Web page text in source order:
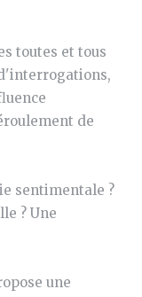
toutes et tous
de
sentimentale ?
? Une
une